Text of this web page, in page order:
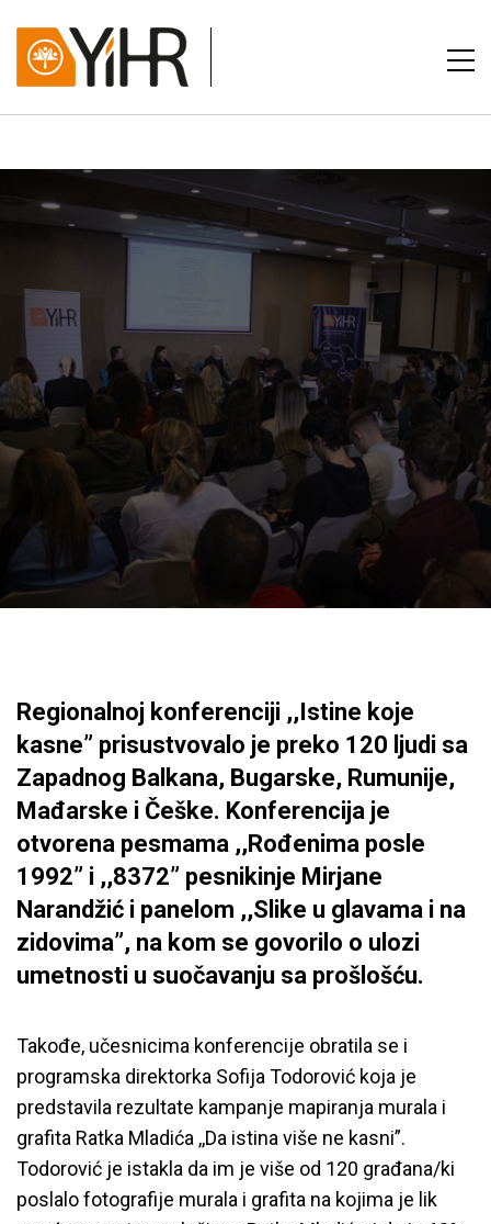
Regionalnoj konferenciji ,,Istine koje
kasne” prisustvovalo je preko 120 ljudi sa
Zapadnog Balkana, Bugarske, Rumunije,
Mađarske i Češke. Konferencija je
otvorena pesmama ,,Rođenima posle
1992” i ,,8372” pesnikinje Mirjane
Narandžić i panelom ,,Slike u glavama i na
zidovima”, na kom se govorilo o ulozi
umetnosti u suočavanju sa prošlošću.
Takođe, učesnicima konferencije obratila se i
programska direktorka Sofija Todorović koja je
predstavila rezultate kampanje mapiranja murala i
grafita Ratka Mladića ,,Da istina više ne kasni”.
Todorović je istakla da im je više od 120 građana/ki
poslalo fotografije murala i grafita na kojima je lik